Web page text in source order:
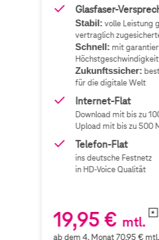
Glasfaser-
Stabil:volle Leistung
vertraglich
Schnell: mit
Höchstgeschwindigkeit
Zukunftssicher:
für die digitale Welt
Internet-Flat
Download mit bis zu
Upload mit bis zu500
Telefon-Flat
ins deutsche Festnetz
in HD-Voice Qualität
19,95€ mtl.
ab dem4. Monat70,95€ mtl.